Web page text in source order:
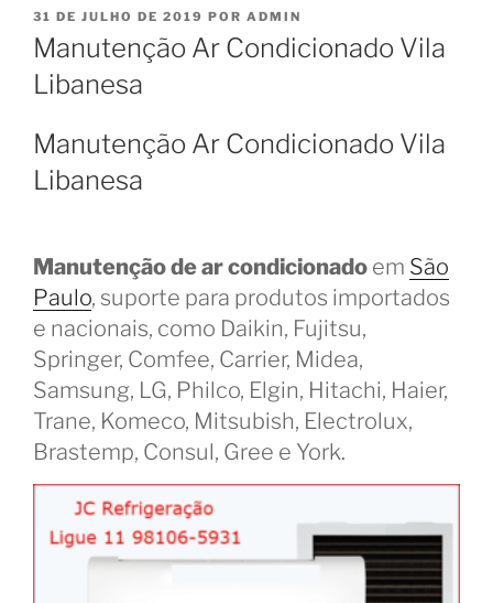
PUBLICADO
EM
31 DE JULHO DE 2019 POR ADMIN
Manutenção Ar Condicionado Vila
Libanesa
Manutenção Ar Condicionado Vila
Libanesa
Manutenção de ar condicionado em São
Paulo, suporte para produtos importados
e nacionais, como Daikin, Fujitsu,
Springer, Comfee, Carrier, Midea,
Samsung, LG, Philco, Elgin, Hitachi, Haier,
Trane, Komeco, Mitsubish, Electrolux,
Brastemp, Consul, Gree e York.